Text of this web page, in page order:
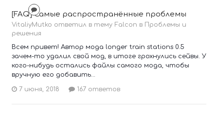
[FAQ] Самые распространённые проблемы
VitaliyMutko ответил в тему Falcon в
Проблемы и
решения
Всем привет! Автор мода longer train stations 0.5
зачем-то удалил свой мод, в итоге грохнулись сейвы. У
кого-нибудь остались файлы самого мода, чтобы
вручную его добавить...
7 июня, 2018 167 ответов